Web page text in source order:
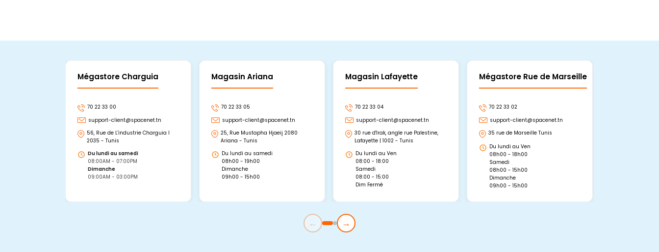
Mégastore Charguia
70 22 33 00
support-client@spacenet.tn
56, Rue de L'industrie Charguia I
2035 - Tunis
Du lundi au samedi
08:00AM - 07:00PM
Dimanche
09:00AM - 03:00PM
Magasin Ariana
70 22 33 05
support-client@spacenet.tn
25, Rue Mustapha Hjaeij 2080
Ariana - Tunis
Du lundi au samedi
08h00 - 19h00
Dimanche
09h00 - 15h00
Magasin Lafayette
70 22 33 04
support-client@spacenet.tn
30 rue d'Irak, angle rue Palestine,
Lafayette | 1002 - Tunis
Du lundi au Ven
08:00 - 18:00
Samedi
08:00 - 15:00
Dim Fermé
Mégastore Rue de Marseille
70 22 33 02
support-client@spacenet.tn
35 rue de Marseille Tunis
Du lundi au Ven
08h00 - 18h00
Samedi
08h00 - 15h00
Dimanche
09h00 - 15h00
← →